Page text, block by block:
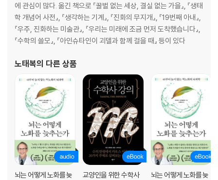
Ⅶ. 다음 혁신이 일어날 곳은?: 공중보건과 데이터 과학 ·307
크림반도의 천사, 나이팅게일·313│나이팅게일이 남긴 첫 번째 유산 ·321
│두 번째 유산: 나이팅게일이 쏘아 올린 통계라는 화살 ·322│세 번째 유
산: 증거기반 의료 시스템의 출발 ·325│나쁜 관행을 깨는 AI 시대의 지혜·
327│의료진을 돕는 AI·339
[수학이 만든 미래] 데이터 과학을 의료 분야에 전면 도입하려면·348
에 관심이 많다. 옮긴 책으로 『꿀벌 없는 세상, 결실 없는 가을』, 『생태
학 개념어 사전』, 『생각하는 기계』, 『진화의 무지개』, 『19번째 아내』,
『우주, 진화하는 미술관』, 『우리는 미래에 조금 먼저 도착했습니다』,
『수학의 쓸모』, 『아인슈타인이 괴델과 함께 걸을 때』 등이 있다
노태복의 다른 상품
뇌는 어떻게 노화를 늦
교양인을 위한 수학사
뇌는 어떻게 노화를 늦